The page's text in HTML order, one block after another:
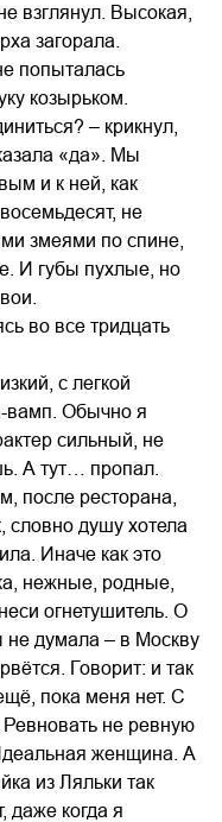
взглянул. Высокая,
загорала.
попыталась
козырьком.
– крикнул,
«да». Мы
и к ней, как
не
змеями по спине,
И губы пухлые, но
во все тридцать
с легкой
вамп. Обычно я
сильный, не
А тут… пропал.
после ресторана,
словно душу хотела
Иначе как это
нежные, родные,
огнетушитель. О
не думала – в Москву
Говорит: и так
пока меня нет. С
не ревную
женщина. А
из Ляльки так
даже когда я